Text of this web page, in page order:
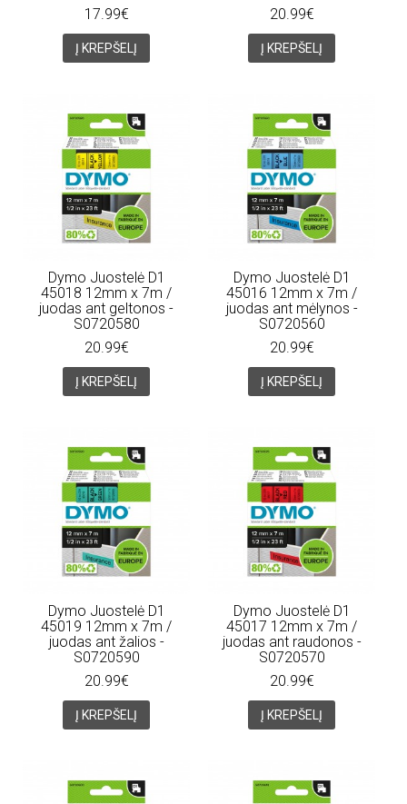
17.99€
Į KREPŠELĮ
20.99€
Į KREPŠELĮ
Dymo Juostelė D1
45018 12mm x 7m /
juodas ant geltonos -
S0720580
20.99€
Į KREPŠELĮ
Dymo Juostelė D1
45016 12mm x 7m /
juodas ant mėlynos -
S0720560
20.99€
Į KREPŠELĮ
Dymo Juostelė D1
45019 12mm x 7m /
juodas ant žalios -
S0720590
20.99€
Į KREPŠELĮ
Dymo Juostelė D1
45017 12mm x 7m /
juodas ant raudonos -
S0720570
20.99€
Į KREPŠELĮ